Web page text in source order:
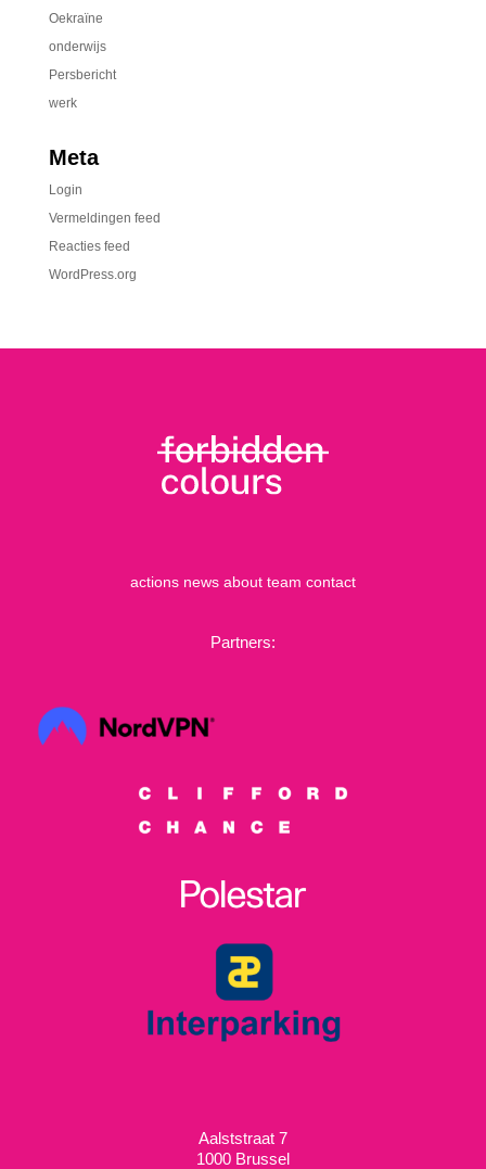
Oekraïne
onderwijs
Persbericht
werk
Meta
Login
Vermeldingen feed
Reacties feed
WordPress.org
actions news about team contact
Partners:
Aalststraat 7
1000 Brussel